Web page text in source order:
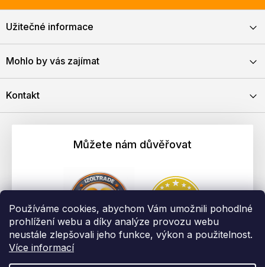
Používáme cookies, abychom Vám umožnili pohodlné
prohlížení webu a díky analýze provozu webu
neustále zlepšovali jeho funkce, výkon a použitelnost.
Více informací
Užitečné informace
Mohlo by vás zajímat
Kontakt
Můžete nám důvěřovat